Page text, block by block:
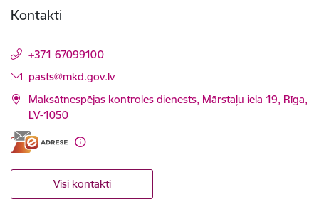
Kontakti
+371 67099100
E-pasts:
pasts@mkd.gov.lv
Maksātnespējas kontroles dienests, Mārstaļu iela 19, Rīga,
LV-1050
Visi kontakti